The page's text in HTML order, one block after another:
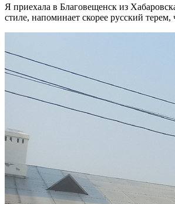
Я приехала в Благовещенск из
стиле, напоминает скорее русский